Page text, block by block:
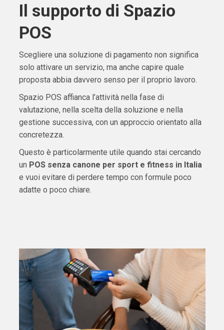
Il supporto di Spazio
POS
Scegliere una soluzione di pagamento non significa
solo attivare un servizio, ma anche capire quale
proposta abbia davvero senso per il proprio lavoro.
Spazio POS affianca l’attività nella fase di
valutazione, nella scelta della soluzione e nella
gestione successiva, con un approccio orientato alla
concretezza.
Questo è particolarmente utile quando stai cercando
un POS senza canone per sport e fitness in Italia
e vuoi evitare di perdere tempo con formule poco
adatte o poco chiare.